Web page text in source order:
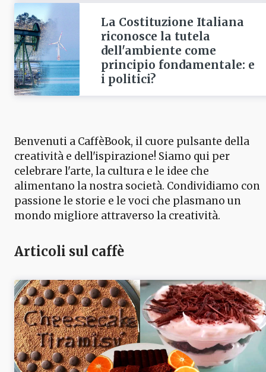
La Costituzione Italiana
riconosce la tutela
dell'ambiente come
principio fondamentale: e
i politici?
Benvenuti a CaffèBook, il cuore pulsante della
creatività e dell'ispirazione! Siamo qui per
celebrare l'arte, la cultura e le idee che
alimentano la nostra società. Condividiamo con
passione le storie e le voci che plasmano un
mondo migliore attraverso la creatività.
Articoli sul caffè